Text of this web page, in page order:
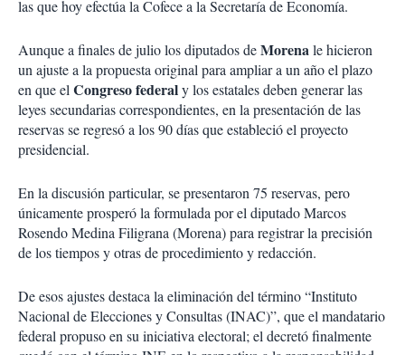
las que hoy efectúa la Cofece a la Secretaría de Economía.
Aunque a finales de julio los diputados deMorenale hicieron
un ajuste a la propuesta original para ampliar a un año el plazo
en que elCongreso federaly los estatales deben generar las
leyes secundarias correspondientes, en la presentación de las
reservas se regresó a los 90 días que estableció el proyecto
presidencial.
En la discusión particular, se presentaron 75 reservas, pero
únicamente prosperó la formulada por el diputado Marcos
Rosendo Medina Filigrana (Morena) para registrar la precisión
de los tiempos y otras de procedimiento y redacción.
De esos ajustes destaca la eliminación del término “Instituto
Nacional de Elecciones y Consultas (INAC)”, que el mandatario
federal propuso en su iniciativa electoral; el decretó finalmente